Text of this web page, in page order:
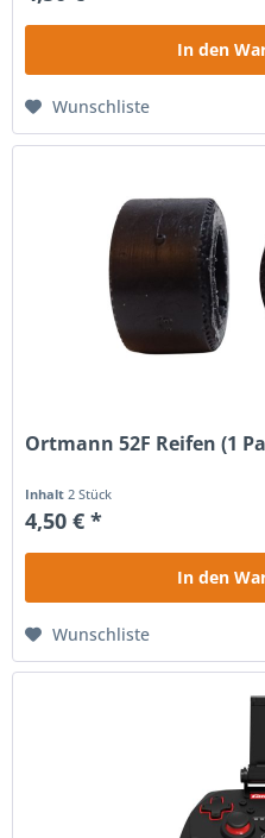
In den
Wunschliste
Ortmann 52F Reifen (1
Inhalt 2 Stück
4,50 € *
In den
Wunschliste